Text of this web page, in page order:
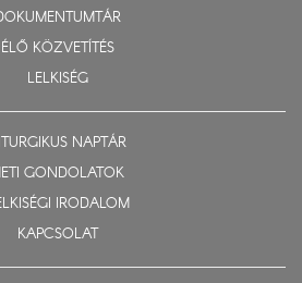
ÉLŐ KÖZVETÍTÉS
LELKISÉG
NAPTÁR
GONDOLATOK
IRODALOM
KAPCSOLAT